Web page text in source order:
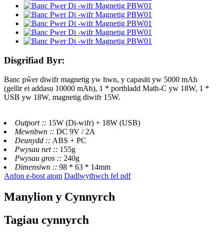
Disgrifiad Byr:
Banc pŵer diwifr magnetig yw hwn, y capasiti yw 5000 mAh
(gellir ei addasu 10000 mAh), 1 * porthladd Math-C yw 18W, 1 *
USB yw 18W, magnetig diwifr 15W.
Outport :: 15W (Di-wifr) + 18W (USB)
Mewnbwn :: DC 9V / 2A
Deunydd :: ABS + PC
Pwysau net :: 155g
Pwysau gros :: 240g
Dimensiwn :: 98 * 63 * 14mm
Anfon e-bost atom Dadlwythwch fel pdf
Manylion y Cynnyrch
Tagiau cynnyrch